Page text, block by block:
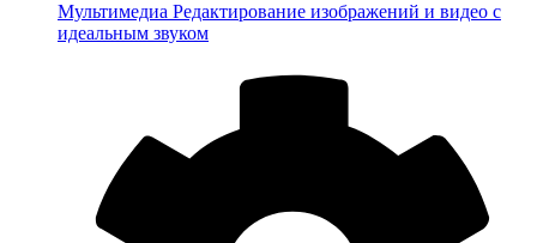
Мультимедиа Редактирование изображений и видео с
идеальным звуком